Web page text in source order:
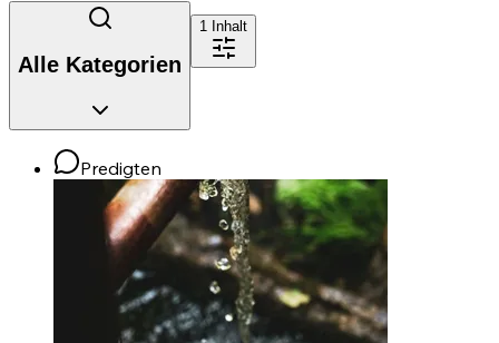
Alle Kategorien
1 Inhalt
Predigten